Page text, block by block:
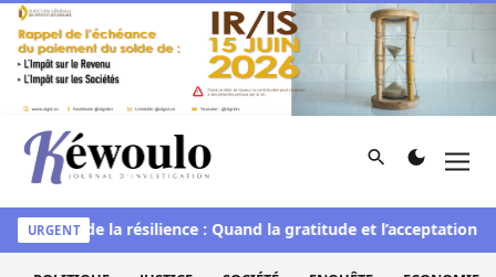
Aller au contenu
Kéwoulo, le premier site d'information et d'investigation
Rechercher
URGENT
L’art de la résilience : Quand la gratitude et l’acceptation